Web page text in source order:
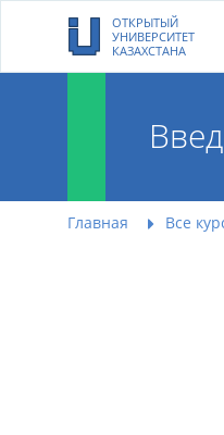
ОТКРЫТЫЙ
УНИВЕРСИТЕТ
КАЗАХСТАНА
Главная Все